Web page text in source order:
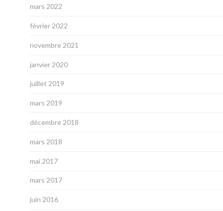
mars 2022
février 2022
novembre 2021
janvier 2020
juillet 2019
mars 2019
décembre 2018
mars 2018
mai 2017
mars 2017
juin 2016